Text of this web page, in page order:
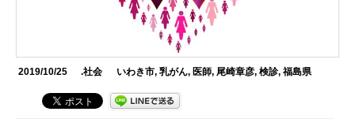
2019/10/25 .社会 いわき市, 乳がん, 医師, 尾崎章彦, 検診, 福島県